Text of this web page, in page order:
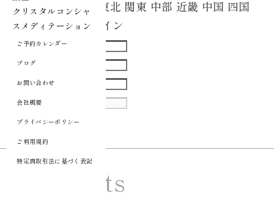
クリスタルコンシャ
スメディテーション
ご予約カレンダー
ブログ
お問い合わせ
会社概要
プライバシーポリシー
ご利用規約
特定商取引法に基づく表記
(すべて)北海道 東北 関東 中部 近畿 中国 四国
九州沖縄オンライン
Contents